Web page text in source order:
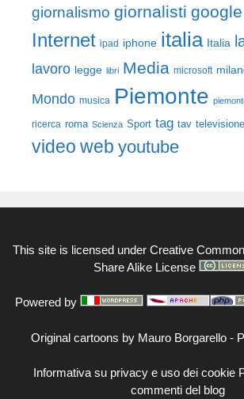
giornalismo giornalisti google
Internet ipad iphone italia Italia
lavoro legge libri Media microsoft
Mondo musica Piemonte
ricerca roma Scienza Sport tag tav televisione
video web youtube
This site is licensed under Creative
Share Alike License
Powered by
Original cartoons by Mauro Borgarello -
Informativa su privacy e uso dei cookie
commenti del blog